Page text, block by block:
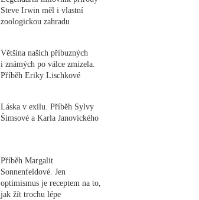
Steve Irwin měl i vlastní
zoologickou zahradu
Většina našich příbuzných
i známých po válce zmizela.
Příběh Eriky Lischkové
Láska v exilu. Příběh Sylvy
Šimsové a Karla Janovického
Příběh Margalit
Sonnenfeldové. Jen
optimismus je receptem na to,
jak žít trochu lépe